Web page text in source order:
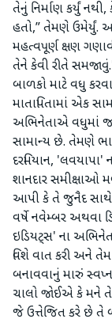
તેનું નિર્માણ કર્યું
હતો,” તેમણે ઉમેર્યું.
મહત્વપૂર્ણ ક્ષણ
તેને કેવી રીતે
બાળકો માટે વધુ
માતાપિતામાં એક
અભિનેતાએ વધુમાં
સામાન્ય છે. તેમણે
દરમિયાન,
શાનદાર સમીક્ષાઓ
આપી કે તે જુનૈદ સાથે
વર્ષે નવેમ્બર અથવા
ઇડિયટ્સ' ના
વિશે વાત કરી અને
બનાવવાનું મારું
ચાલો જોઈએ કે મને
જે ઉત્તેજિત કરે છે તે